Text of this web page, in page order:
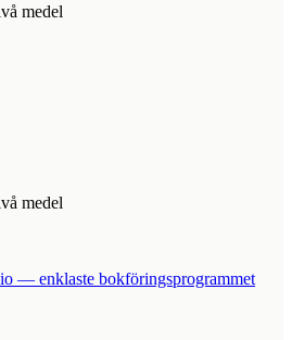
medel
medel
— enklaste bokföringsprogrammet